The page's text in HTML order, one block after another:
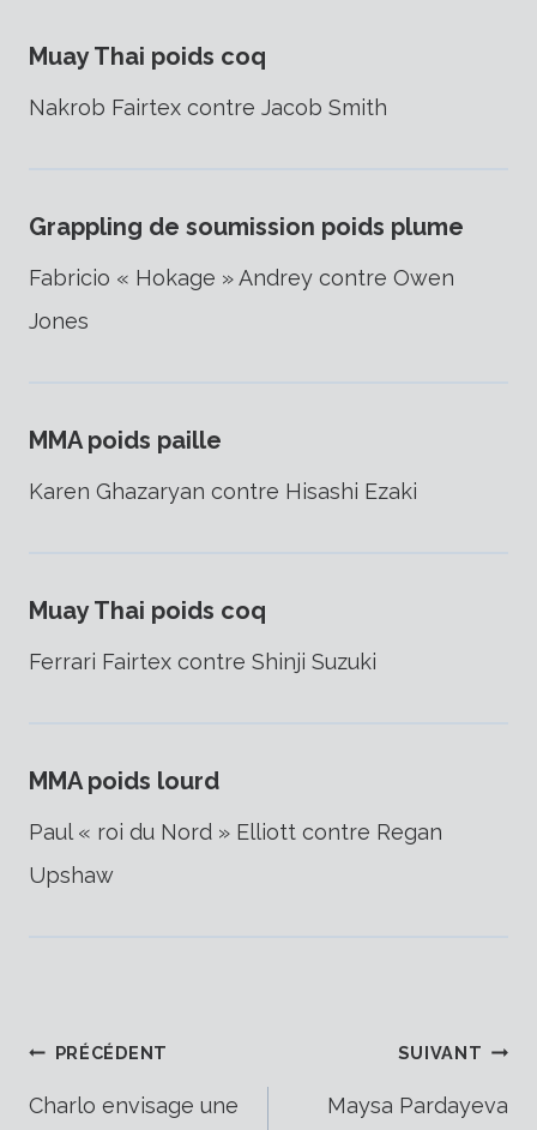
Muay Thai poids coq
Nakrob Fairtex contre Jacob Smith
Grappling de soumission poids plume
Fabricio « Hokage » Andrey contre Owen
Jones
MMA poids paille
Karen Ghazaryan contre Hisashi Ezaki
Muay Thai poids coq
Ferrari Fairtex contre Shinji Suzuki
MMA poids lourd
Paul « roi du Nord » Elliott contre Regan
Upshaw
Navigation
PRÉCÉDENT
Charlo envisage une
SUIVANT
Maysa Pardayeva